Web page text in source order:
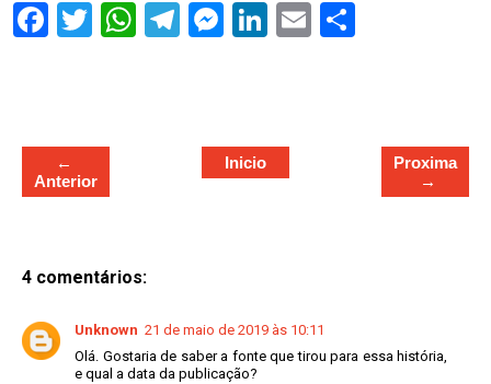
←
Anterior
Proxima
→
Inicio
4 comentários:
Unknown 21 de maio de 2019 às 10:11
Olá. Gostaria de saber a fonte que tirou para essa história,
e qual a data da publicação?